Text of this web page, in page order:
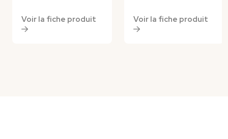
Voir la fiche produit Voir la fiche produit